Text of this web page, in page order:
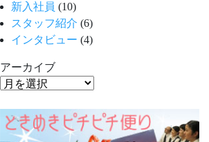
新入社員 (10)
スタッフ紹介 (6)
インタビュー (4)
アーカイブ